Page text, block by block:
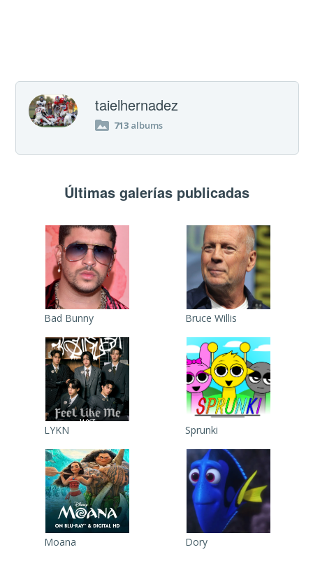
taielhernadez
713albums
Últimas galerías publicadas
Bad Bunny Bruce Willis
LYKN Sprunki
Moana Dory